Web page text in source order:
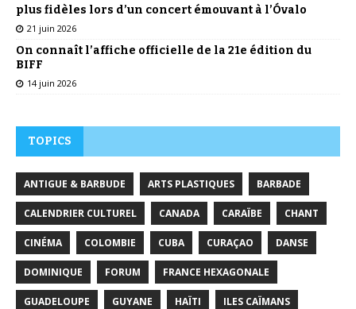
plus fidèles lors d’un concert émouvant à l’Óvalo
21 juin 2026
On connaît l’affiche officielle de la 21e édition du
BIFF
14 juin 2026
TOPICS
ANTIGUE & BARBUDE ARTS PLASTIQUES BARBADE
CALENDRIER CULTUREL CANADA CARAÏBE CHANT
CINÉMA COLOMBIE CUBA CURAÇAO DANSE
DOMINIQUE FORUM FRANCE HEXAGONALE
GUADELOUPE GUYANE HAÏTI ILES CAÏMANS